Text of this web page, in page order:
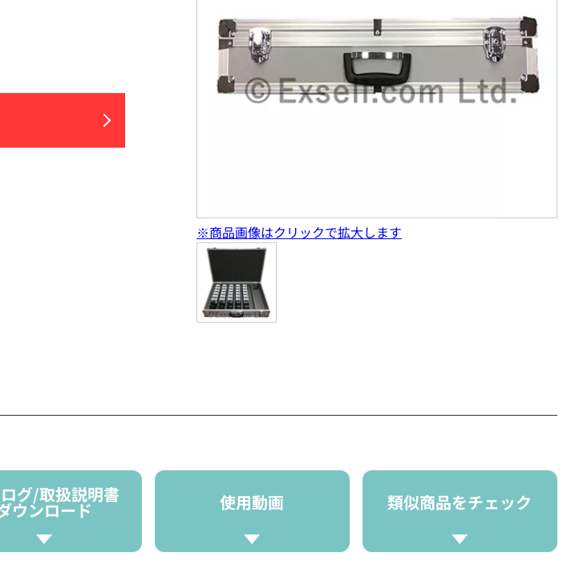
※商品画像はクリックで拡大します
グ/取扱説明書
ウンロード 使用動画 類似商品をチェック